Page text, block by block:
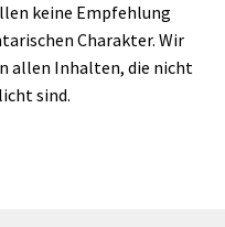
keine Empfehlung
Charakter. Wir
allen Inhalten, die nicht
sind.